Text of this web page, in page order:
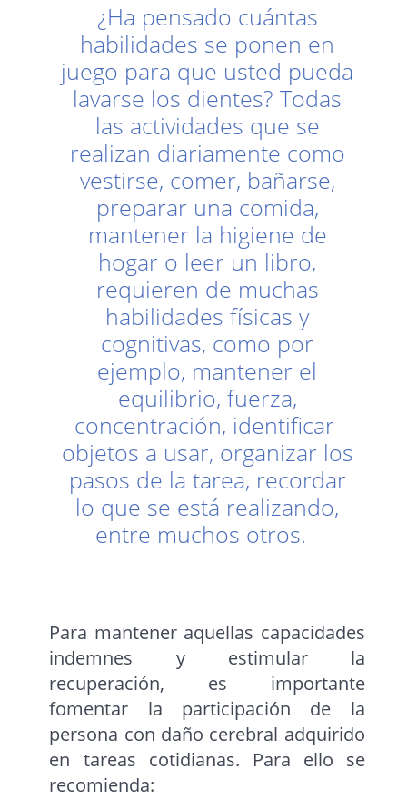
¿Ha pensado cuántas
habilidades se ponen en
juego para que usted pueda
lavarse los dientes? Todas
las actividades que se
realizan diariamente como
vestirse, comer, bañarse,
preparar una comida,
mantener la higiene de
hogar o leer un libro,
requieren de muchas
habilidades físicas y
cognitivas, como por
ejemplo, mantener el
equilibrio, fuerza,
concentración, identificar
objetos a usar, organizar los
pasos de la tarea, recordar
lo que se está realizando,
entre muchos otros.
Para mantener aquellas capacidades
indemnes y estimular la
recuperación, es importante
fomentar la participación de la
persona con daño cerebral adquirido
en tareas cotidianas. Para ello se
recomienda: